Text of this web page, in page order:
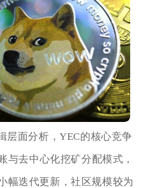
层面分析，YEC的核心竞争
与去中心化挖矿分配模式，
幅迭代更新，社区规模较为